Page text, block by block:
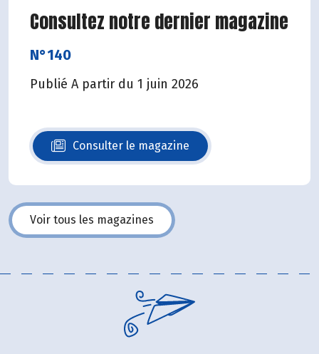
Consultez notre dernier magazine
N°140
Publié A partir du 1 juin 2026
Consulter le magazine
N°140
Voir tous les magazines